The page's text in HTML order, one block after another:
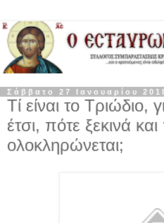
Σάββατο 27 Ιανουαρίου
Τί είναι το Τριώδιο,
έτσι, πότε ξεκινά
ολοκληρώνεται;